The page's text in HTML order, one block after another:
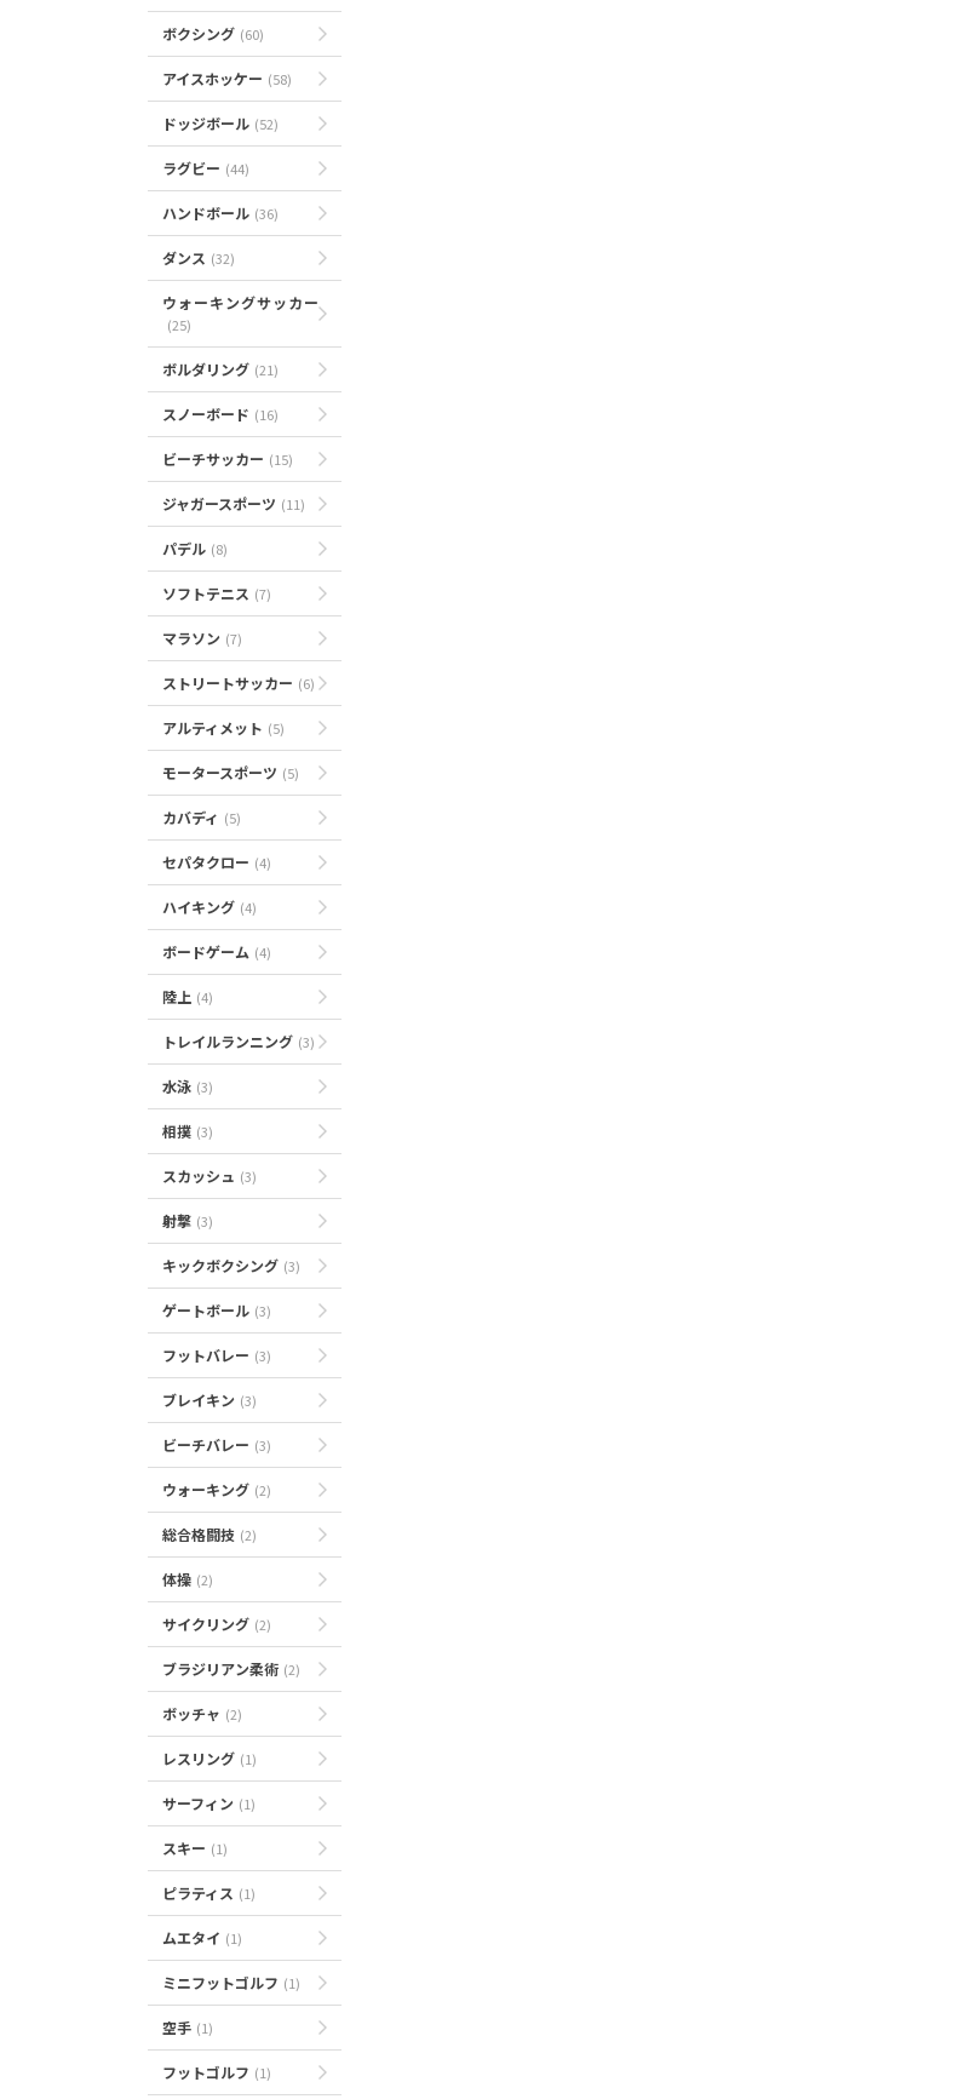
ボクシング (60)
アイスホッケー (58)
ドッジボール (52)
ラグビー (44)
ハンドボール (36)
ダンス (32)
ウォーキングサッカー
(25)
ボルダリング (21)
スノーボード (16)
ビーチサッカー (15)
ジャガースポーツ (11)
パデル (8)
ソフトテニス (7)
マラソン (7)
ストリートサッカー (6)
アルティメット (5)
モータースポーツ (5)
カバディ (5)
セパタクロー (4)
ハイキング (4)
ボードゲーム (4)
陸上 (4)
トレイルランニング (3)
水泳 (3)
相撲 (3)
スカッシュ (3)
射撃 (3)
キックボクシング (3)
ゲートボール (3)
フットバレー (3)
ブレイキン (3)
ビーチバレー (3)
ウォーキング (2)
総合格闘技 (2)
体操 (2)
サイクリング (2)
ブラジリアン柔術 (2)
ボッチャ (2)
レスリング (1)
サーフィン (1)
スキー (1)
ピラティス (1)
ムエタイ (1)
ミニフットゴルフ (1)
空手 (1)
フットゴルフ (1)